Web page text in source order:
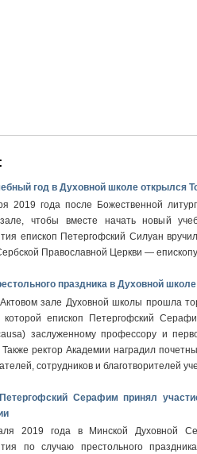
год в Духовной школе открылся
2019 года после Божественной
чтобы вместе начать новый
епископ Петергофский Силуан
Православной Церкви —
праздника в Духовной
зале Духовной школы прошла
епископ Петергофский
заслуженному профессору и
Также ректор Академии наградил
сотрудников и благотворителей
Серафим принял
2019 года в Минской Духовной
по случаю престольного